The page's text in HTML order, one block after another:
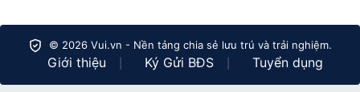
© 2026 Vui.vn - Nền tảng chia sẻ lưu trú và trải nghiệm.
Giới thiệu Ký Gửi BĐS Tuyển dụng